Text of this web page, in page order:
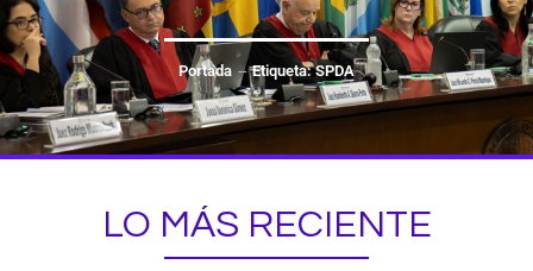
Portada Etiqueta: SPDA
LO MÁS RECIENTE